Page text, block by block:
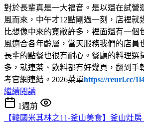
對於長輩真是一大福音。是以還在試營
風而來，中午才12點剛過一刻，店裡就
比想像中來的寬敝許多，裡面還有一個
風適合各年齡層，當天服務我們的店員
長輩的點餐也很有耐心。餐廳的料理選
多，就連茶、飲料都有好幾頁，翻到手
考官網連結。2026菜單https://reurl.cc/
繼續閱讀
1週前
【韓國米其林之11-釜山美食】釜山灶